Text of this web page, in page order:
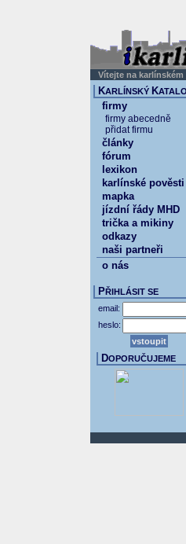
Vítejte na
KARLÍNSKÝ K
firmy
firmy abecedně
přidat firmu
články
fórum
lexikon
karlínské pověsti
mapka
jízdní řády MHD
trička a mikiny
odkazy
naši partneři
o nás
PŘIHLÁSIT SE
email:
heslo:
DOPORUČUJEME